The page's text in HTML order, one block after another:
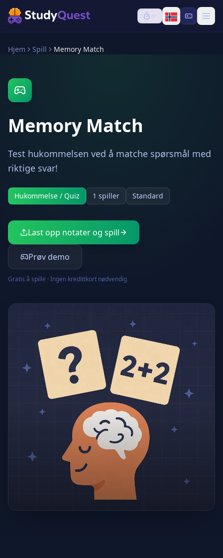
Hjem Spill Memory Match
Memory Match
Test hukommelsen ved å matche spørsmål med
riktige svar!
Hukommelse / Quiz 1 spiller Standard
Last opp notater og spill
Prøv demo
Gratis å spille · Ingen kredittkort nødvendig